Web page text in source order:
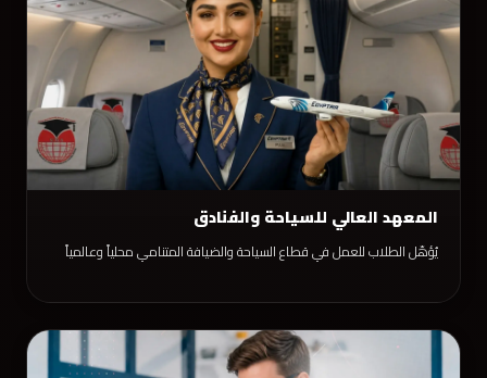
المعهد العالي للسياحة والفنادق
يُؤهّل الطلاب للعمل في قطاع السياحة والضيافة المتنامي محلياً وعالمياً